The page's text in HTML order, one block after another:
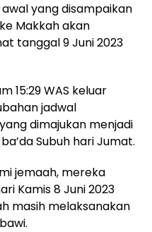
yang disampaikan
Makkah akan
tanggal 9 Juni 2023
15:29 WAS keluar
jadwal
dimajukan menjadi
Subuh hari Jumat.
jemaah, mereka
Kamis 8 Juni 2023
masih melaksanakan